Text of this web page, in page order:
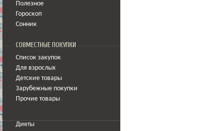
Полезное
Гороскоп
Сонник
СОВМЕСТНЫЕ ПОКУПКИ
Список закупок
Для взрослых
Детские товары
Зарубежные покупки
Прочие товары
Диеты